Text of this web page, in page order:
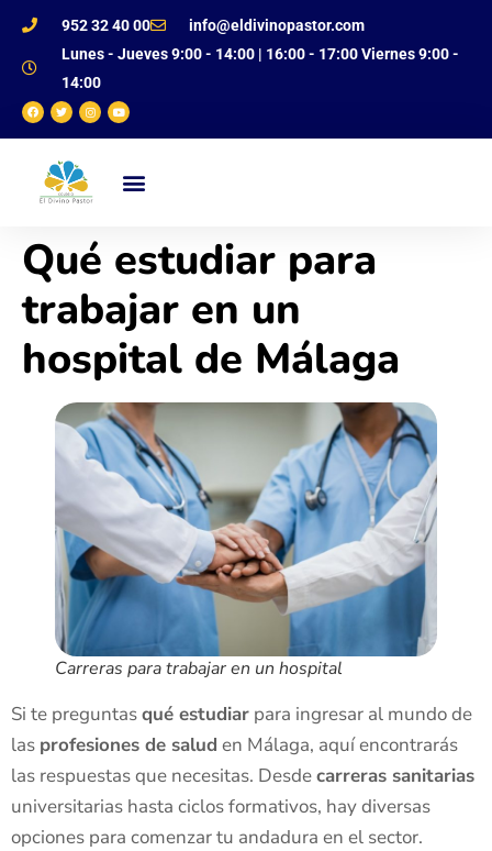
952 32 40 00
info@eldivinopastor.com
Lunes - Jueves 9:00 - 14:00 | 16:00 - 17:00 Viernes 9:00 -
14:00
Qué estudiar para
trabajar en un
hospital de Málaga
Carreras para trabajar en un hospital
Si te preguntasqué estudiar para ingresar al mundo de
las profesiones de salud en Málaga, aquí encontrarás
las respuestas que necesitas. Desdecarreras sanitarias
universitarias hasta ciclos formativos, hay diversas
opciones para comenzar tu andadura en el sector.